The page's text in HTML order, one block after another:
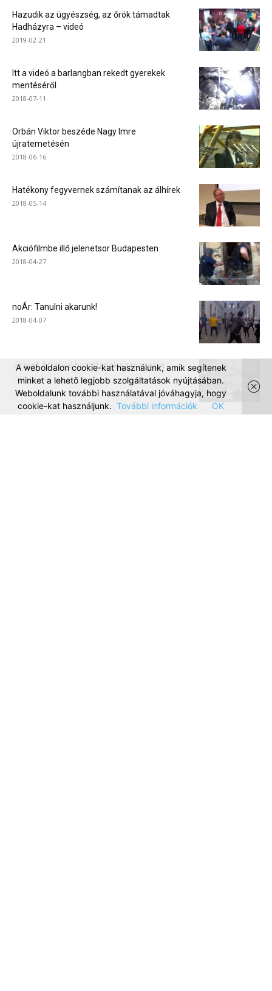
Hazudik az ügyészség, az őrök támadtak
Hadházyra – videó
2019-02-21
Itt a videó a barlangban rekedt gyerekek
mentéséről
2018-07-11
Orbán Viktor beszéde Nagy Imre
újratemetésén
2018-06-16
Hatékony fegyvernek számítanak az álhírek
2018-05-14
Akciófilmbe illő jelenetsor Budapesten
2018-04-27
noÁr: Tanulni akarunk!
2018-04-07
József Attilával buzdítanak szavazásra
2018-04-04
A weboldalon cookie-kat használunk, amik segítenek
minket a lehető legjobb szolgáltatások nyújtásában.
Weboldalunk további használatával jóváhagyja, hogy
cookie-kat használjunk. További információk OK